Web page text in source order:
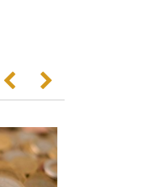
Anterior